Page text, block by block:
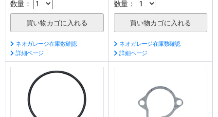
数量：
ネオガレージ在庫数確認
詳細ページ
数量：
ネオガレージ在庫数確認
詳細ページ